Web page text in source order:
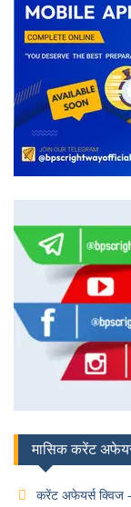
मासिक करेंट
करेंट अफेयर्स क्विज